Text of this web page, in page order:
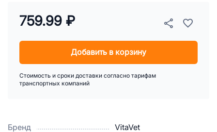
Бренд
VitaVet
759.99 ₽
Добавить в корзину
Стоимость и сроки доставки согласно тарифам
транспортных компаний